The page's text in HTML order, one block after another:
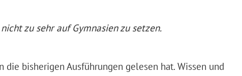
zu sehr auf Gymnasien zu setzen.
bisherigen Ausführungen gelesen hat. Wissen und